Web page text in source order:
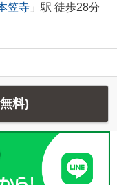
笠寺」駅 徒歩28分
料)